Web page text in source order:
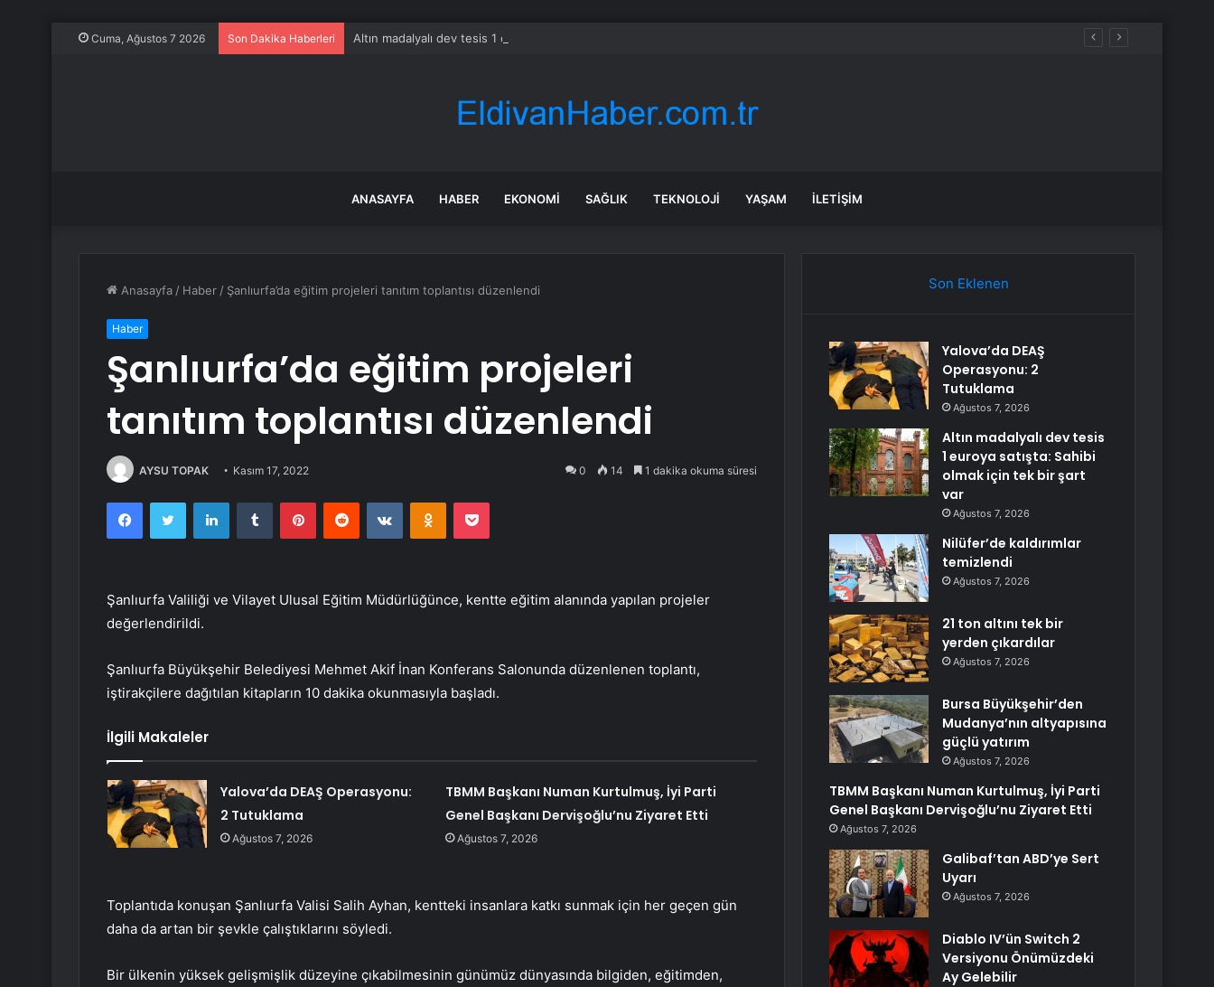
Cuma, Ağustos 7 2026 Son Dakika Haberleri Altın madalyalı dev tesis 1 euroya satışta: Sahibi olmak için tek bir şart var
ANASAYFA HABER EKONOMI SAĞLIK TEKNOLOJI YAŞAM İLETIŞIM
Anasayfa / Haber / Şanlıurfa’da eğitim projeleri tanıtım toplantısı düzenlendi
Haber
Şanlıurfa’da eğitim projeleri
tanıtım toplantısı düzenlendi
AYSU TOPAK Kasım 17, 2022 0 14 1 dakika okuma süresi
FacebookTwitter LinkedInTumblr PinterestReddit VKontakteOdnoklassniki
Pocket
Şanlıurfa Valiliği ve Vilayet Ulusal Eğitim Müdürlüğünce, kentte eğitim alanında yapılan projeler
değerlendirildi.
Şanlıurfa Büyükşehir Belediyesi Mehmet Akif İnan Konferans Salonunda düzenlenen toplantı,
iştirakçilere dağıtılan kitapların 10 dakika okunmasıyla başladı.
İlgili Makaleler
Yalova’da DEAŞ Operasyonu:
2 Tutuklama
Ağustos 7, 2026
TBMM Başkanı Numan Kurtulmuş, İyi Parti
Genel Başkanı Dervişoğlu’nu Ziyaret Etti
Ağustos 7, 2026
Toplantıda konuşan Şanlıurfa Valisi Salih Ayhan, kentteki insanlara katkı sunmak için her geçen gün
daha da artan bir şevkle çalıştıklarını söyledi.
Bir ülkenin yüksek gelişmişlik düzeyine çıkabilmesinin günümüz dünyasında bilgiden, eğitimden,
Son Eklenen
Yalova’da DEAŞ
Operasyonu: 2
Tutuklama
Ağustos 7, 2026
Altın madalyalı dev tesis
1 euroya satışta: Sahibi
olmak için tek bir şart
var
Ağustos 7, 2026
Nilüfer’de kaldırımlar
temizlendi
Ağustos 7, 2026
21 ton altını tek bir
yerden çıkardılar
Ağustos 7, 2026
Bursa Büyükşehir’den
Mudanya’nın altyapısına
güçlü yatırım
Ağustos 7, 2026
TBMM Başkanı Numan Kurtulmuş, İyi Parti
Genel Başkanı Dervişoğlu’nu Ziyaret Etti
Ağustos 7, 2026
Galibaf’tan ABD’ye Sert
Uyarı
Ağustos 7, 2026
Diablo IV’ün Switch 2
Versiyonu Önümüzdeki
Ay Gelebilir